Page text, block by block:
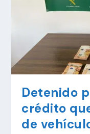
Detenido
crédito
de